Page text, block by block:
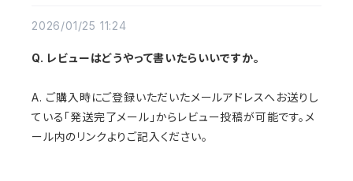
2026/01/25 11:24
Q. レビューはどうやって書いたらいいですか。
A. ご購入時にご登録いただいたメールアドレスへお送りし
ている「発送完了メール」からレビュー投稿が可能です。メ
ール内のリンクよりご記入ください。